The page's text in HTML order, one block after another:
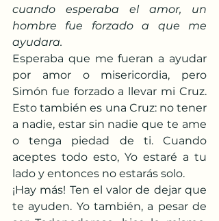
cuando esperaba el amor, un
hombre fue forzado a que me
ayudara.
Esperaba que me fueran a ayudar
por amor o misericordia, pero
Simón fue forzado a llevar mi Cruz.
Esto también es una Cruz: no tener
a nadie, estar sin nadie que te ame
o tenga piedad de ti. Cuando
aceptes todo esto, Yo estaré a tu
lado y entonces no estarás solo.
¡Hay más! Ten el valor de dejar que
te ayuden. Yo también, a pesar de